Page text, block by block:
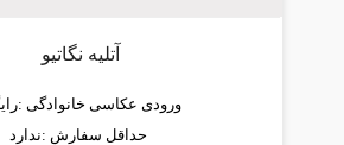
آتلیه نگاتیو
ورودی عکاسی خانوادگی :
حداقل سفارش :ندارد